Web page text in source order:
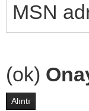
MSN
(ok)
Alıntı